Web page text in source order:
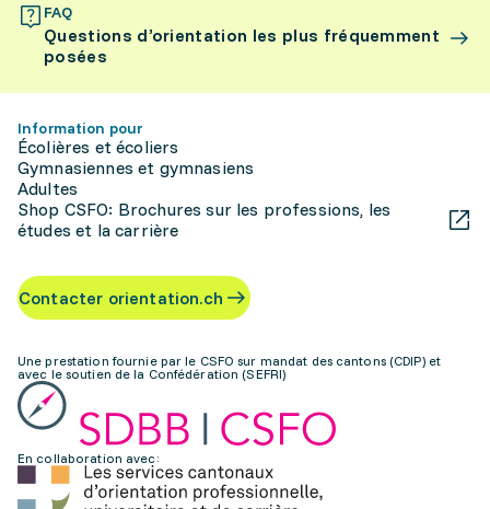
FAQ
Questions d’orientation les plus fréquemment
posées
Information pour
Écolières et écoliers
Gymnasiennes et gymnasiens
Adultes
Shop CSFO: Brochures sur les professions, les
études et la carrière
Contacter orientation.ch
Une prestation fournie par le CSFO sur mandat des cantons (CDIP) et
avec le soutien de la Confédération (SEFRI)
En collaboration avec: